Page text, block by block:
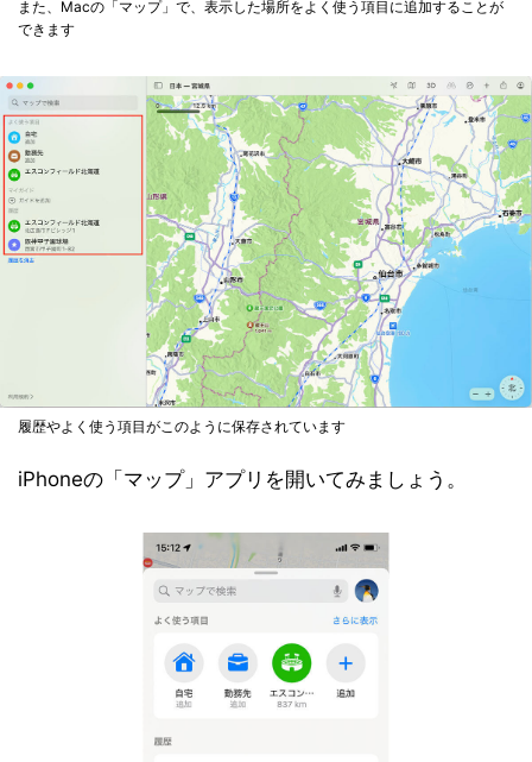
また、Macの「マップ」で、表示した場所をよく使う項目に追加することが
できます
履歴やよく使う項目がこのように保存されています
iPhoneの「マップ」アプリを開いてみましょう。